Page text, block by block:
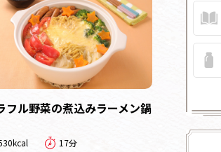
フル野菜の煮込みラーメン鍋
17分